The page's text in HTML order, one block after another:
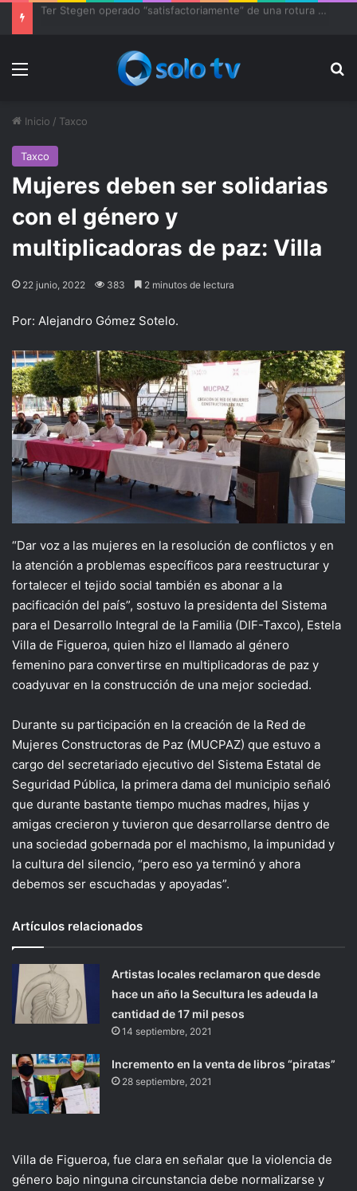
Ter Stegen operado “satisfactoriamente” de una rotura completa del tendón rotuliano
Menu
Inicio / Taxco
Taxco
Mujeres deben ser solidarias
con el género y
multiplicadoras de paz: Villa
22 junio, 2022 383 2 minutos de lectura
Por: Alejandro Gómez Sotelo.
“Dar voz a las mujeres en la resolución de conflictos y en
la atención a problemas específicos para reestructurar y
fortalecer el tejido social también es abonar a la
pacificación del país”, sostuvo la presidenta del Sistema
para el Desarrollo Integral de la Familia (DIF-Taxco), Estela
Villa de Figueroa, quien hizo el llamado al género
femenino para convertirse en multiplicadoras de paz y
coadyuvar en la construcción de una mejor sociedad.
Durante su participación en la creación de la Red de
Mujeres Constructoras de Paz (MUCPAZ) que estuvo a
cargo del secretariado ejecutivo del Sistema Estatal de
Seguridad Pública, la primera dama del municipio señaló
que durante bastante tiempo muchas madres, hijas y
amigas crecieron y tuvieron que desarrollarse dentro de
una sociedad gobernada por el machismo, la impunidad y
la cultura del silencio, “pero eso ya terminó y ahora
debemos ser escuchadas y apoyadas”.
Artículos relacionados
Artistas locales reclamaron que desde
hace un año la Secultura les adeuda la
cantidad de 17 mil pesos
14 septiembre, 2021
Incremento en la venta de libros “piratas”
28 septiembre, 2021
Villa de Figueroa, fue clara en señalar que la violencia de
género bajo ninguna circunstancia debe normalizarse y